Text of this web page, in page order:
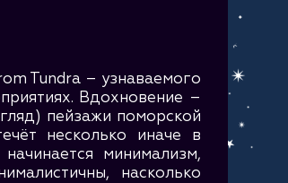
Tundra – узнаваемого
Вдохновение –
пейзажи поморской
несколько иначе в
минимализм,
насколько